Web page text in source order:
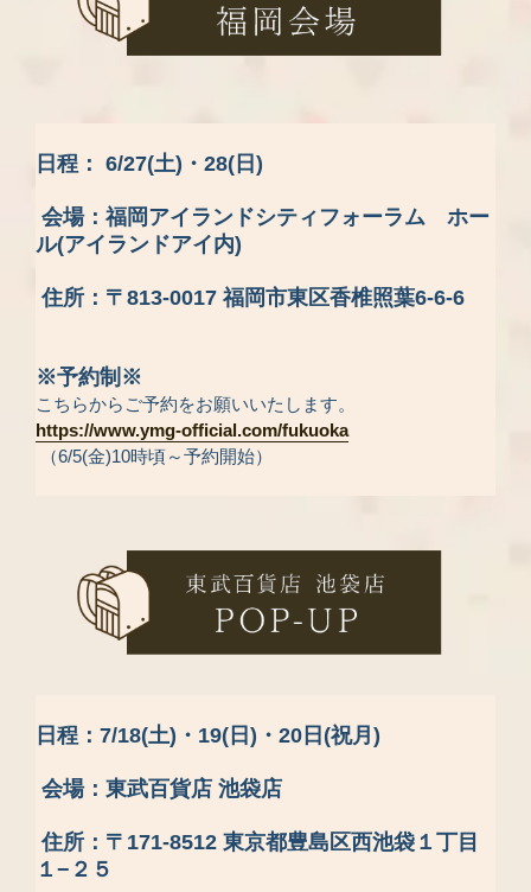
日程： 6/27(土)・28(日)
会場：福岡アイランドシティフォーラム ホー
ル(アイランドアイ内)
住所：〒813-0017 福岡市東区香椎照葉6-6-6
※予約制※
こちらからご予約をお願いいたします。
https://www.ymg-official.com/fukuoka
（6/5(金)10時頃～予約開始）
日程：7/18(土)・19(日)・20日(祝月)
会場：東武百貨店 池袋店
住所：〒171-8512 東京都豊島区西池袋１丁目
１−２５